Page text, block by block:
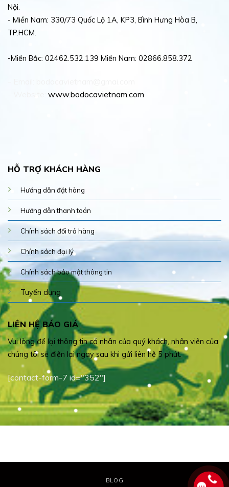
Nội.
- Miền Nam: 330/73 Quốc Lộ 1A, KP3, Bình Hưng Hòa B,
TP.HCM.
-Miền Bắc: 02462.532.139 Miền Nam: 02866.858.372
www.bodocavietnam.com
HỖ TRỢ KHÁCH HÀNG
Hướng dẫn đặt hàng
Hướng dẫn thanh toán
Chính sách đổi trả hàng
Chính sách đại lý
Chính sách bảo mật thông tin
Tuyển dụng
LIÊN HỆ BÁO GIÁ
Vui lòng để lại thông tin cá nhân của quý khách, nhân viên của
chúng tôi sẽ điện lại ngay sau khi gửi liên hệ 5 phút.
[contact-form-7 id="352"]
BLOG